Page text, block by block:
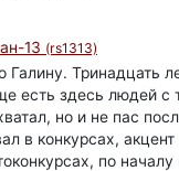
13 (rs1313)
Галину. Тринадцать
есть здесь людей с
но и не пас
в конкурсах,
по